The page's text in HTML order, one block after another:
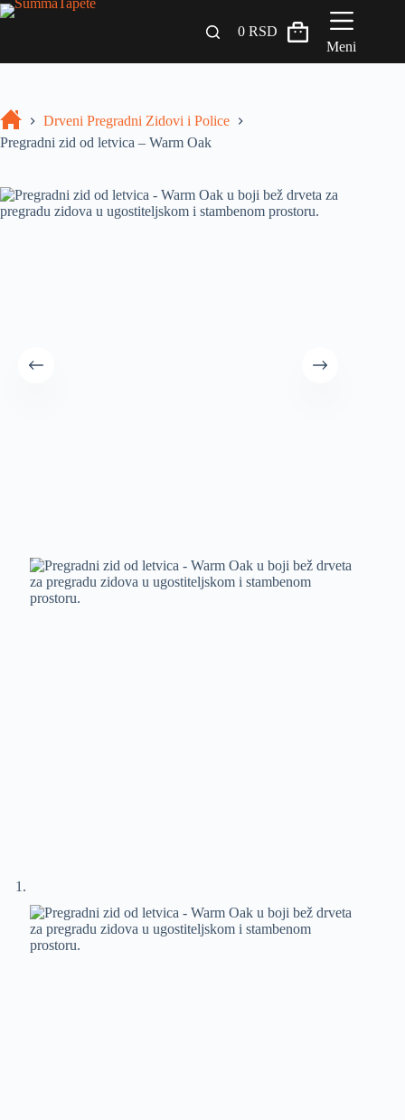
Drveni Pregradni Zidovi i Police
Građevinski materijali
0RSD
Meni
Drveni Pregradni Zidovi i Police
Pregradni zid od letvica – Warm Oak